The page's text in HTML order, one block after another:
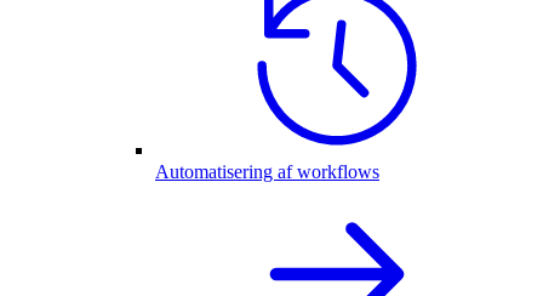
Automatisering af workflows